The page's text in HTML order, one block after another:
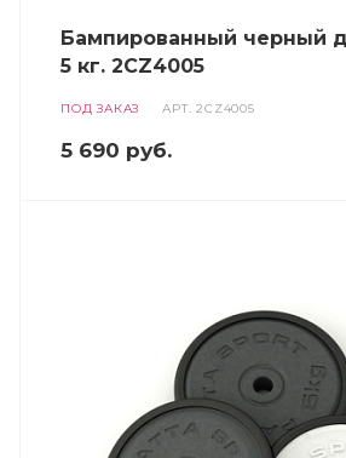
Бампированный черный
5 кг. 2CZ4005
ПОД ЗАКАЗ АРТ.2CZ4005
5 690 руб.